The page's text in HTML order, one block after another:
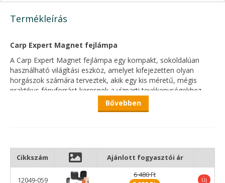
Termékleírás
Carp Expert Magnet fejlámpa
A Carp Expert Magnet fejlámpa egy kompakt, sokoldalúan
használható világítási eszköz, amelyet kifejezetten olyan
horgászok számára terveztek, akik egy kis méretű, mégis
praktikus fényforrást keresnek a vízparti tevékenységekhez.
Minimalista kialakítása és könnyű súlya miatt könnyen
hordozható, ugyanakkor többféle világítási lehetőséget kínál a
lumen maximális fényerőt biztosít. A modell 8 különböző
fénymóddal rendelkezik, így a felhasználó könnyedén válthat a
különböző világítási beállítások között. A bekapcsológomb
rövid megnyomásával a fehér fénymódok között lehet
Bővebben
Cikkszám Ajánlott fogyasztói ár
12049-059
6 480 Ft
Új